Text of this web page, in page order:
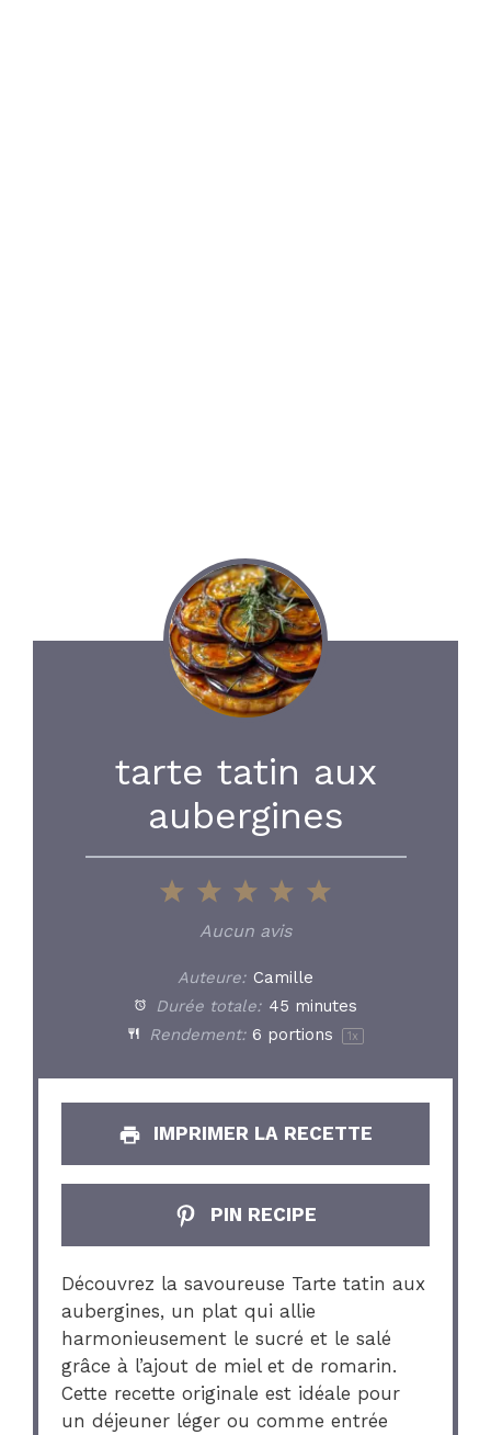
tarte tatin aux
aubergines
5
4
3
Stars
2
Stars
1
Star
Aucun avis
Auteure: Camille
Durée totale: 45 minutes
Rendement: 6 portions 1x
IMPRIMER LA RECETTE
PIN RECIPE
Découvrez la savoureuse Tarte tatin aux
aubergines, un plat qui allie
harmonieusement le sucré et le salé
grâce à l’ajout de miel et de romarin.
Cette recette originale est idéale pour
un déjeuner léger ou comme entrée